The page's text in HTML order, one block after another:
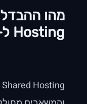
Hosting ל-VPS?